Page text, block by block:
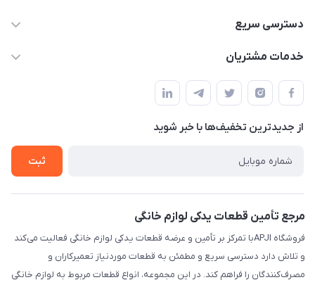
09106753413
دسترسی سریع
حساب کاربری
لیست محصولات
درباره ما
خدمات مشتریان
قوانین و مقررات
حریم خصوصی
راهنما
از جدید‌ترین تخفیف‌ها با‌ خبر شوید
ثبت
مرجع تأمین قطعات یدکی لوازم خانگی
فروشگاه APJIبا تمرکز بر تأمین و عرضه قطعات یدکی لوازم خانگی فعالیت می‌کند
و تلاش دارد دسترسی سریع و مطمئن به قطعات موردنیاز تعمیرکاران و
مصرف‌کنندگان را فراهم کند. در این مجموعه، انواع قطعات مربوط به لوازم خانگی